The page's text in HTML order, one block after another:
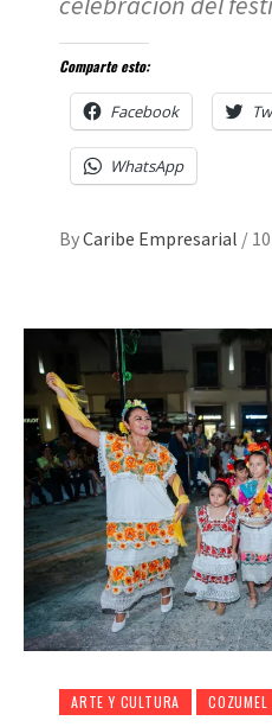
Comparte esto:
Facebook
WhatsApp
ByCaribe Empresarial /
ARTE Y CULTURA COZUMEL